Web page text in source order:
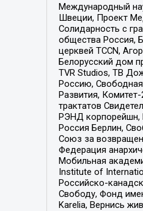
Международный
Швеции, Проект
Солидарность с
общества Россия,
церквей TCCN,
Белорусский дом
TVR Studios, ТВ
Россию,
Развития,
трактатов
РЭНД корпорейшн,
Россия Берлин,
Союз за
Федерация
Мобильная
Institute of
Российско-
Свободу, Фонд
Karelia, Вернись